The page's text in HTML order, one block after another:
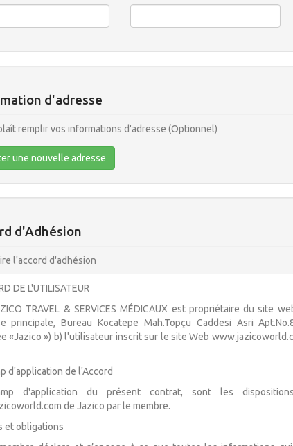
d'adresse
remplir vos informations d'adresse (Optionnel)
une nouvelle adresse
d'Adhésion
l'accord d'adhésion
DE L'UTILISATEUR
TRAVEL & SERVICES MÉDICAUX est propriétaire du site
principale, Bureau Kocatepe Mah.Topçu Caddesi Asri
«Jazico ») b) l'utilisateur inscrit sur le site Web
d'application de l'Accord
d'application du présent contrat, sont les
de Jazico par le membre.
et obligations